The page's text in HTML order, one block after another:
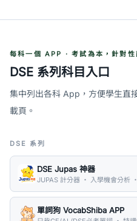
每科一個 APP · 考試為本，針對性
DSE 系列科目入口
集中列出各科 App，方便學生直
載頁。
DSE 系列
DSE Jupas 神器
JUPAS 計分器 ・ 入學機會分析
單詞狗 VocabShiba APP